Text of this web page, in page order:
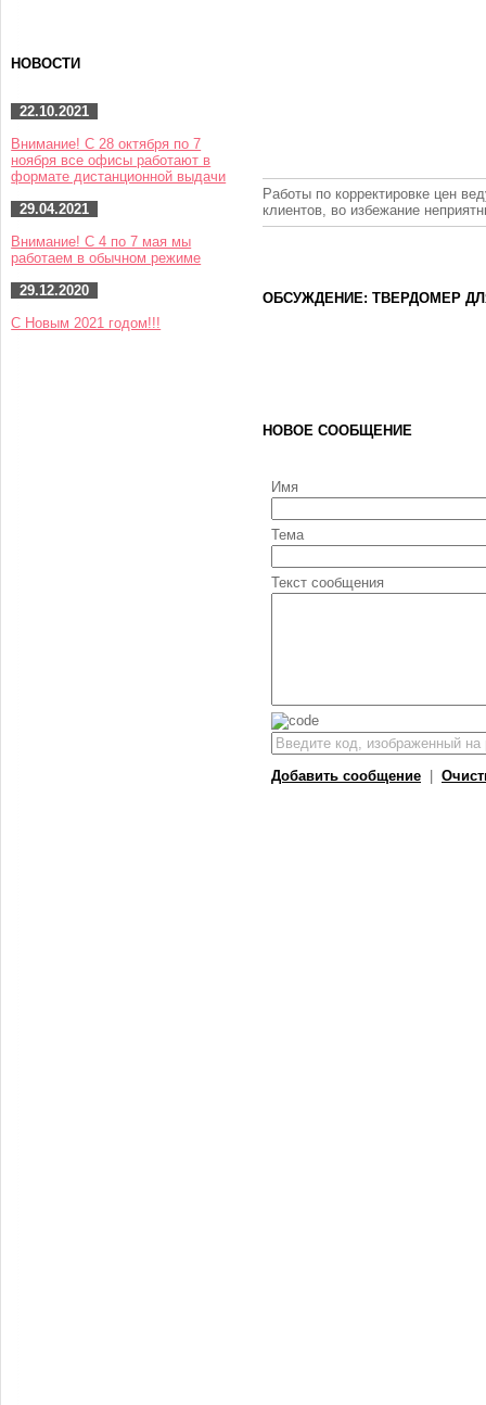
Работы по корректировке цен
клиентов, во избежание
ОБСУЖДЕНИЕ: ТВЕРДОМЕР ДЛЯ
НОВОЕ СООБЩЕНИЕ
Имя
Тема
Текст сообщения
Добавить сообщение
НОВОСТИ
22.10.2021
Внимание! С 28 октября по 7
ноября все офисы работают в
формате дистанционной выдачи
29.04.2021
Внимание! С 4 по 7 мая мы
работаем в обычном режиме
29.12.2020
С Новым 2021 годом!!!